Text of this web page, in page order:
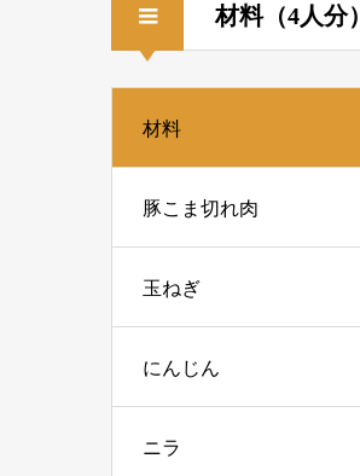
材料（4人分）
材料
豚こま切れ肉
玉ねぎ
にんじん
ニラ